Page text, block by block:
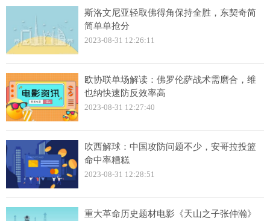
斯洛文尼亚轻取佛得角保持全胜，东契奇简
简单单抢分
2023-08-31 12:26:11
欧协联单场解读：佛罗伦萨战术需磨合，维
也纳快速防反效率高
2023-08-31 12:27:40
吹西解球：中国攻防问题不少，安哥拉投篮
命中率糟糕
2023-08-31 12:28:51
重大革命历史题材电影《天山之子张仲瀚》